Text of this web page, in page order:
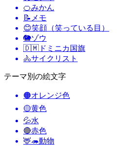
🍊みかん
📝 メモ
😊笑顔（笑っている目）
🐘ゾウ
🇩🇲 ドミニカ国旗
🚴サイクリスト
テーマ別の絵文字
🟠オレンジ色
🟡黄色
💦水
🔴赤色
🦌🦔動物